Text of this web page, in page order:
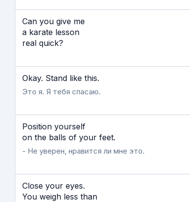
Can you give me
a karate lesson
real quick?
Okay. Stand like this.
Это я. Я тебя спасаю.
Position yourself
on the balls of your feet.
- Не уверен, нравится ли мне это.
Close your eyes.
You weigh less than